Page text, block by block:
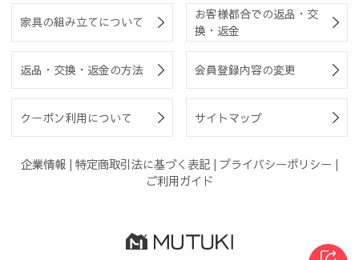
家具の組み立てについて
お客様都合での返品・交
換・返金
返品・交換・返金の方法 会員登録内容の変更
クーポン利用について サイトマップ
企業情報 | 特定商取引法に基づく表記 | プライバシーポリシー |
ご利用ガイド